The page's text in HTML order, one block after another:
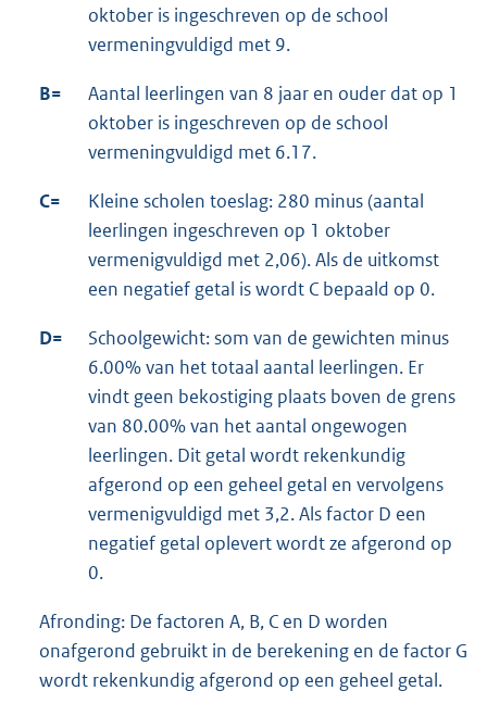
oktober is ingeschreven op de school
vermeningvuldigd met 9.
B=
Aantal leerlingen van 8 jaar en ouder dat op 1
oktober is ingeschreven op de school
vermeningvuldigd met 6.17.
C=
Kleine scholen toeslag: 280 minus (aantal
leerlingen ingeschreven op 1 oktober
vermenigvuldigd met 2,06). Als de uitkomst
een negatief getal is wordt C bepaald op 0.
D=
Schoolgewicht: som van de gewichten minus
6.00% van het totaal aantal leerlingen. Er
vindt geen bekostiging plaats boven de grens
van 80.00% van het aantal ongewogen
leerlingen. Dit getal wordt rekenkundig
afgerond op een geheel getal en vervolgens
vermenigvuldigd met 3,2. Als factor D een
negatief getal oplevert wordt ze afgerond op
0.
Afronding: De factoren A, B, C en D worden
onafgerond gebruikt in de berekening en de factor G
wordt rekenkundig afgerond op een geheel getal.